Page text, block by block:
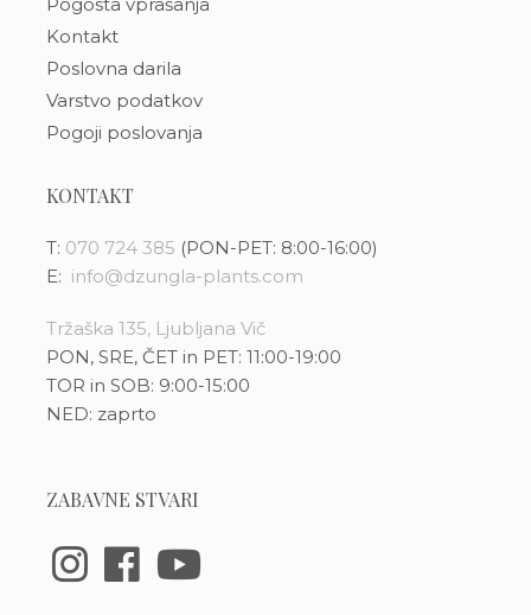
Pogosta vprašanja
Kontakt
Poslovna darila
Varstvo podatkov
Pogoji poslovanja
KONTAKT
T: 070 724 385 (PON-PET: 8:00-16:00)
E: info@dzungla-plants.com
Tržaška 135, Ljubljana Vič
PON, SRE, ČET in PET: 11:00-19:00
TOR in SOB: 9:00-15:00
NED: zaprto
ZABAVNE STVARI